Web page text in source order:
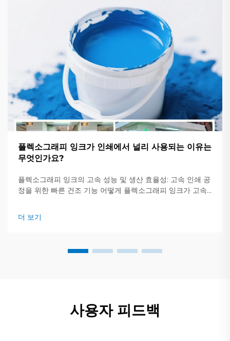
플렉소그래피 잉크가 인쇄에서 널리 사용되는 이유는
무엇인가요?
플렉소그래피 잉크의 고속 성능 및 생산 효율성: 고속 인쇄 공
정을 위한 빠른 건조 기능 어떻게 플렉소그래피 잉크가 고속
보세요. 플렉소그래피 인쇄 잉크는 매우 빠르게 마르기 때문
에 대량 인쇄 작업에 적합합니다.
더 보기
사용자 피드백